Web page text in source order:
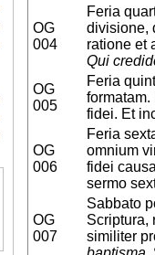
OG
004
Feria
divisione,
ratione et
Qui
OG
005
Feria
fidei. Et
OG
006
Feria
omnium
fidei
sermo
OG
007
Sabbato
Scriptura,
similiter